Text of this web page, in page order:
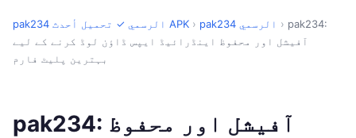
pak234 الرسمي ✓ تحميل أحدث APK › pak234 الرسمي › pak234:
آفیشل اور محفوظ اینڈرائیڈ ایپس ڈاؤن لوڈ کرنے کے لیے
بہترین پلیٹ فارم
pak234: آفیشل اور محفوظ